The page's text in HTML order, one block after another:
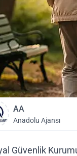
AA
Anadolu Ajansı
Güvenlik